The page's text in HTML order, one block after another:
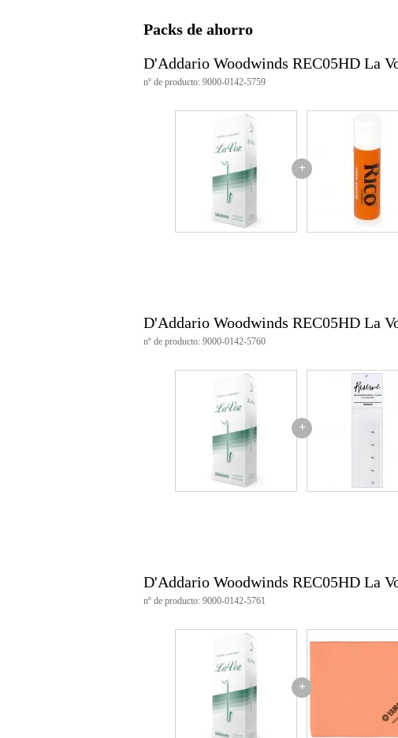
Número de cañas: 5 piezas
Resistencia: Dura
Tipo: Sin cortar
Producción: D'Addario, USA
Adecuado para: Clarinete bajo
Número de artículo: REC05HD
Aplicación: Música jazz, actuaciones
Packs de ahorro
D'Addario Woodwinds REC05HD La
nº de producto: 9000-0142-5759
+
D'Addario Woodwinds REC05HD La
nº de producto: 9000-0142-5760
+
D'Addario Woodwinds REC05HD La
nº de producto: 9000-0142-5761
+